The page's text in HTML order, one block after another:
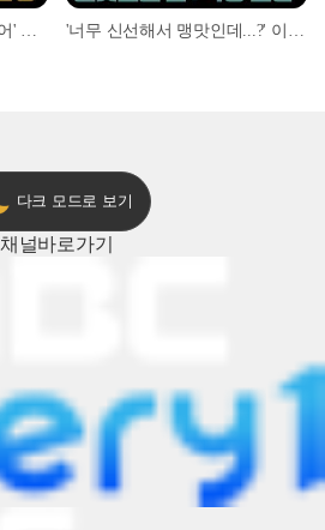
다크 모드로 보기
채널바로가기